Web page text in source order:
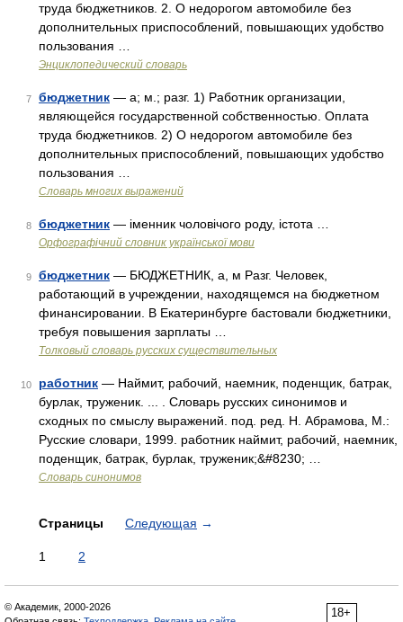
труда бюджетников. 2. О недорогом автомобиле без
дополнительных приспособлений, повышающих удобство
пользования …
Энциклопедический словарь
7 бюджетник — а; м.; разг. 1) Работник организации,
являющейся государственной собственностью. Оплата
труда бюджетников. 2) О недорогом автомобиле без
дополнительных приспособлений, повышающих удобство
пользования …
Словарь многих выражений
8 бюджетник — іменник чоловічого роду, істота …
Орфографічний словник української мови
9 бюджетник — БЮДЖЕТНИК, а, м Разг. Человек,
работающий в учреждении, находящемся на бюджетном
финансировании. В Екатеринбурге бастовали бюджетники,
требуя повышения зарплаты …
Толковый словарь русских существительных
10 работник — Наймит, рабочий, наемник, поденщик, батрак,
бурлак, труженик. ... . Словарь русских синонимов и
сходных по смыслу выражений. под. ред. Н. Абрамова, М.:
Русские словари, 1999. работник наймит, рабочий, наемник,
поденщик, батрак, бурлак, труженик;&#8230; …
Словарь синонимов
Страницы Следующая →
1 2
18+
© Академик, 2000-2026